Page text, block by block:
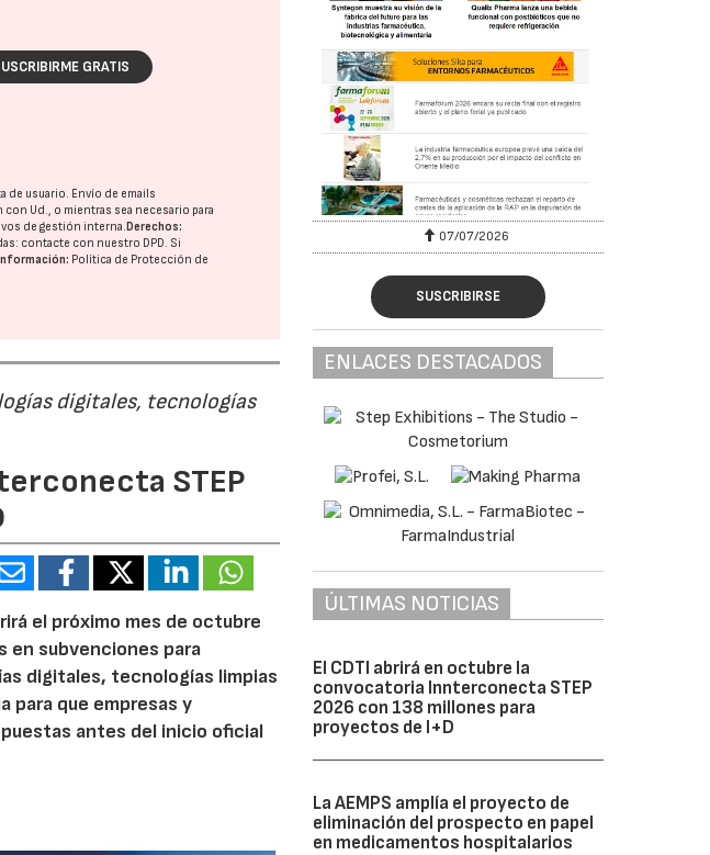
GRATIS
de usuario. Envío de emails
Ud., o mientras sea necesario para
de gestión interna.Derechos:
contacte con nuestro DPD. Si
Política de Protección de
digitales, tecnologías
STEP
el próximo mes de octubre
en subvenciones para
digitales, tecnologías limpias
para que empresas y
antes del inicio oficial
21/07/2026 07/07/2026
SUSCRIBIRSE
ENLACES DESTACADOS
ÚLTIMAS NOTICIAS
El CDTI abrirá en octubre la
convocatoria Innterconecta STEP
2026 con 138 millones para
proyectos de I+D
La AEMPS amplía el proyecto de
eliminación del prospecto en papel
en medicamentos hospitalarios